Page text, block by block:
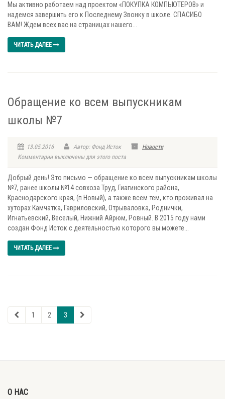
Мы активно работаем над проектом «ПОКУПКА КОМПЬЮТЕРОВ» и
надемся завершить его к Последнему Звонку в школе. СПАСИБО
ВАМ! Ждем всех вас на страницах нашего...
ЧИТАТЬ ДАЛЕЕ
Обращение ко всем выпускникам
школы №7
13.05.2016 Автор: Фонд Исток
Новости
Комментарии выключены для этого поста
Добрый день! Это письмо — обращение ко всем выпускникам школы
№7, ранее школы №14 совхоза Труд, Гиагинского района,
Краснодарского края, (п.Новый), а также всем тем, кто проживал на
хуторах Камчатка, Гавриловский, Отрываловка, Роднички,
Игнатьевский, Веселый, Нижний Айрюм, Ровный. В 2015 году нами
создан Фонд Исток с деятельностью которого вы можете...
ЧИТАТЬ ДАЛЕЕ
1 2 3
О НАС